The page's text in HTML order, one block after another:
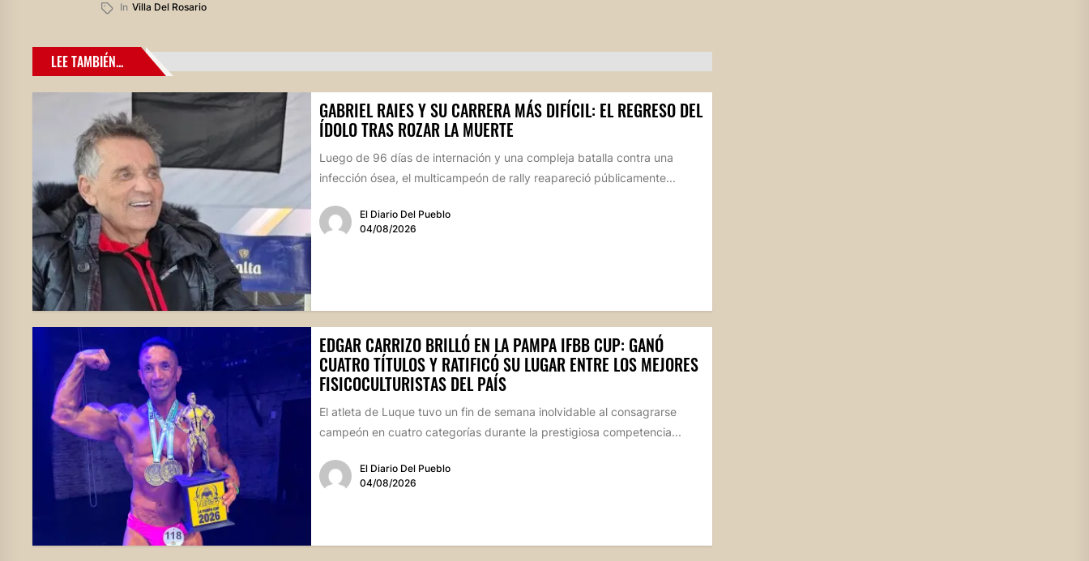
In Villa Del Rosario
LEE TAMBIÉN...
GABRIEL RAIES Y SU CARRERA MÁS DIFÍCIL: EL REGRESO DEL
ÍDOLO TRAS ROZAR LA MUERTE
Luego de 96 días de internación y una compleja batalla contra una
infección ósea, el multicampeón de rally reapareció públicamente...
El Diario Del Pueblo
04/08/2026
EDGAR CARRIZO BRILLÓ EN LA PAMPA IFBB CUP: GANÓ
CUATRO TÍTULOS Y RATIFICÓ SU LUGAR ENTRE LOS MEJORES
FISICOCULTURISTAS DEL PAÍS
El atleta de Luque tuvo un fin de semana inolvidable al consagrarse
campeón en cuatro categorías durante la prestigiosa competencia...
El Diario Del Pueblo
04/08/2026